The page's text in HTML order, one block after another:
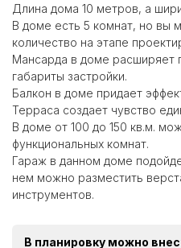
Длина дома 10 метров, а
В доме есть 5 комнат, но вы
количество на этапе
Мансарда в доме расширяет
габариты застройки.
Балкон в доме придает
Терраса создает чувство
В доме от 100 до 150 кв.м.
функциональных комнат.
Гараж в данном доме
нем можно разместить
инструментов.
В планировку можно